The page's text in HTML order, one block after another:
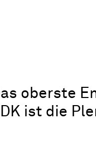
oberste
ist die